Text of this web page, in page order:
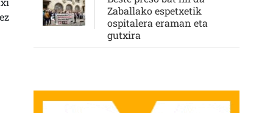
Zaballako espetxetik
ospitalera eraman eta
gutxira